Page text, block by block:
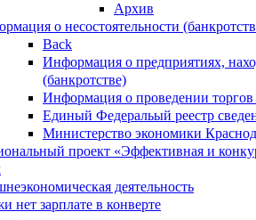
Архив
о несостоятельности
Back
Информация о предприятиях,
(банкротстве)
Информация о проведении
Единый Федеральый реестр
Министерство экономики
проект «Эффективная и
деятельность
нет зарплате в конверте